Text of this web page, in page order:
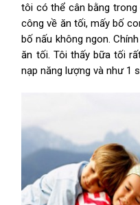
tôi có thể cân bằng
công về ăn tối, mấy bố
bố nấu không ngon.
ăn tối. Tôi thấy bữa tối
nạp năng lượng và như 1